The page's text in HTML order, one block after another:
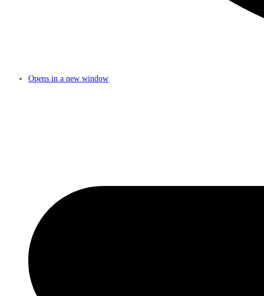
Opens in a new window